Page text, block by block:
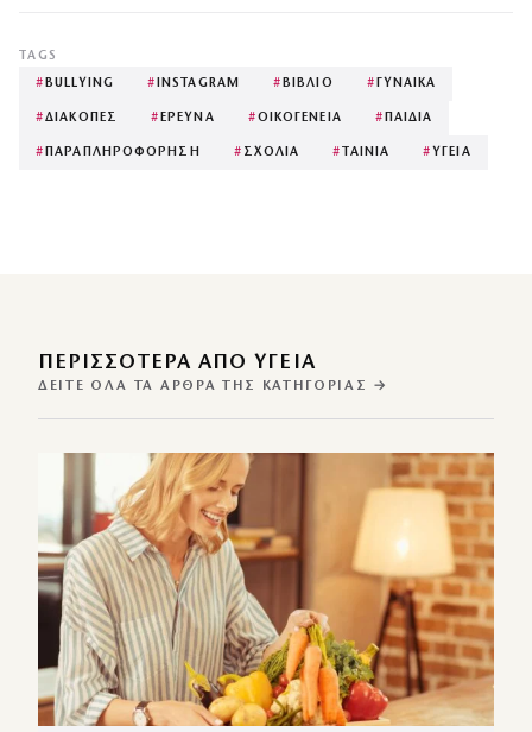
TAGS
# BULLYING # INSTAGRAM # ΒΙΒΛΙΟ # ΓΥΝΑΙΚΑ
#ΔΙΑΚΟΠΕΣ # ΕΡΕΥΝΑ #ΟΙΚΟΓΕΝΕΙΑ # ΠΑΙΔΙΑ
# ΠΑΡΑΠΛΗΡΟΦΟΡΗΣΗ # ΣΧΟΛΙΑ # ΤΑΙΝΙΑ # ΥΓΕΙΑ
ΠΕΡΙΣΣΌΤΕΡΑ ΑΠΌ ΥΓΕΙΑ
ΔΕΊΤΕ ΌΛΑ ΤΑ ΆΡΘΡΑ ΤΗΣ ΚΑΤΗΓΟΡΊΑΣ →